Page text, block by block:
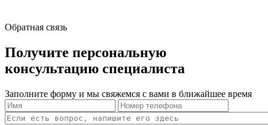
Обратная связь
Получите персональную
консультацию специалиста
Заполните форму и мы свяжемся с вами в ближайшее время